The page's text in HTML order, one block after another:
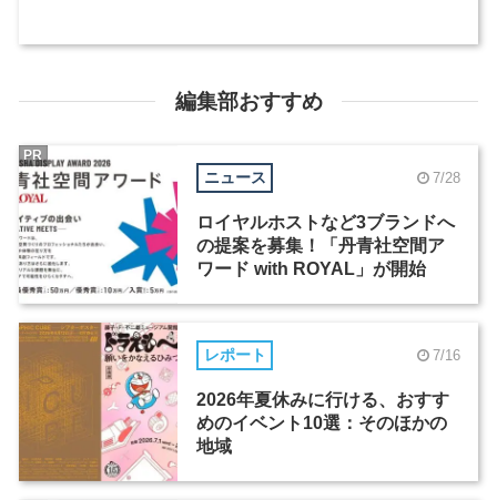
編集部おすすめ
ニュース 7/28
ロイヤルホストなど3ブランドへ
の提案を募集！「丹青社空間ア
ワード with ROYAL」が開始
PR
レポート 7/16
2026年夏休みに行ける、おすす
めのイベント10選：そのほかの
地域